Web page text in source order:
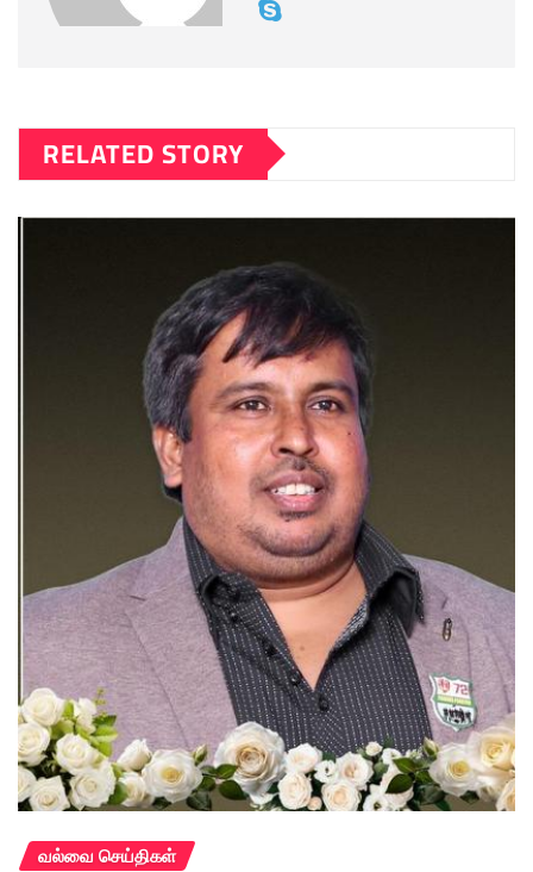
RELATED STORY
வல்வை செய்திகள்